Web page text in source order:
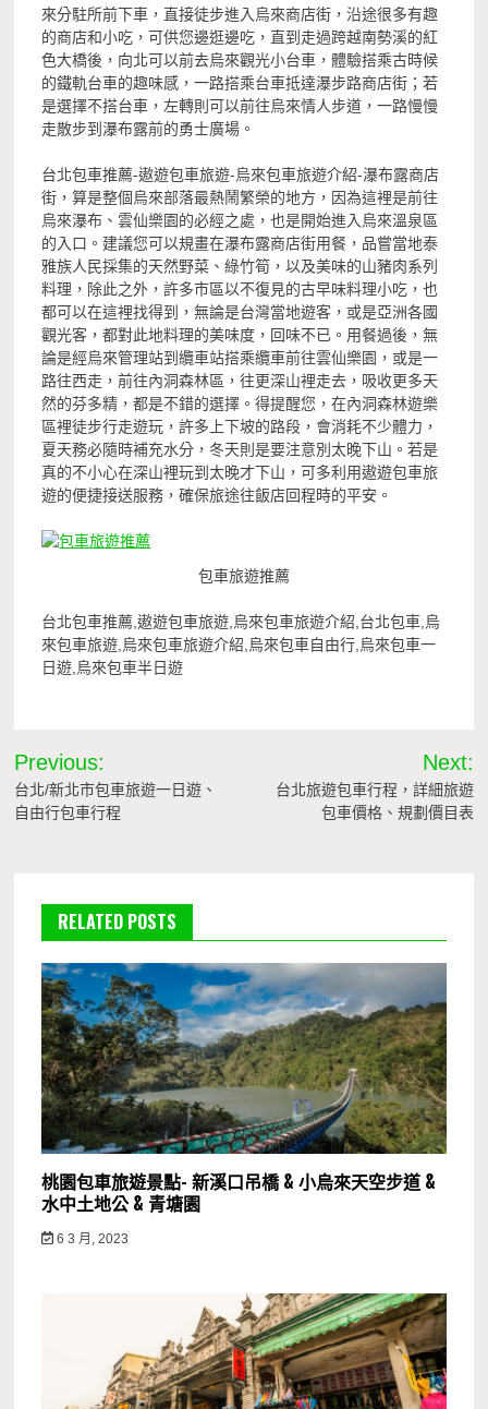
來分駐所前下車，直接徒步進入烏來商店街，沿途很多有趣
的商店和小吃，可供您邊逛邊吃，直到走過跨越南勢溪的紅
色大橋後，向北可以前去烏來觀光小台車，體驗搭乘古時候
的鐵軌台車的趣味感，一路搭乘台車抵達瀑步路商店街；若
是選擇不搭台車，左轉則可以前往烏來情人步道，一路慢慢
走散步到瀑布露前的勇士廣場。
台北包車推薦-遨遊包車旅遊-烏來包車旅遊介紹-瀑布露商店
街，算是整個烏來部落最熱鬧繁榮的地方，因為這裡是前往
烏來瀑布、雲仙樂園的必經之處，也是開始進入烏來溫泉區
的入口。建議您可以規畫在瀑布露商店街用餐，品嘗當地泰
雅族人民採集的天然野菜、綠竹筍，以及美味的山豬肉系列
料理，除此之外，許多市區以不復見的古早味料理小吃，也
都可以在這裡找得到，無論是台灣當地遊客，或是亞洲各國
觀光客，都對此地料理的美味度，回味不已。用餐過後，無
論是經烏來管理站到纜車站搭乘纜車前往雲仙樂園，或是一
路往西走，前往內洞森林區，往更深山裡走去，吸收更多天
然的芬多精，都是不錯的選擇。得提醒您，在內洞森林遊樂
區裡徒步行走遊玩，許多上下坡的路段，會消耗不少體力，
夏天務必隨時補充水分，冬天則是要注意別太晚下山。若是
真的不小心在深山裡玩到太晚才下山，可多利用遨遊包車旅
遊的便捷接送服務，確保旅途往飯店回程時的平安。
包車旅遊推薦
台北包車推薦,遨遊包車旅遊,烏來包車旅遊介紹,台北包車,烏
來包車旅遊,烏來包車旅遊介紹,烏來包車自由行,烏來包車一
日遊,烏來包車半日遊
文
章
Previous:
台北/新北市包車旅遊一日遊、
自由行包車行程
Next:
台北旅遊包車行程，詳細旅遊
包車價格、規劃價目表
RELATED POSTS
桃園包車旅遊景點- 新溪口吊橋 & 小烏來天空步道 &
水中土地公 & 青塘園
6 3 月, 2023